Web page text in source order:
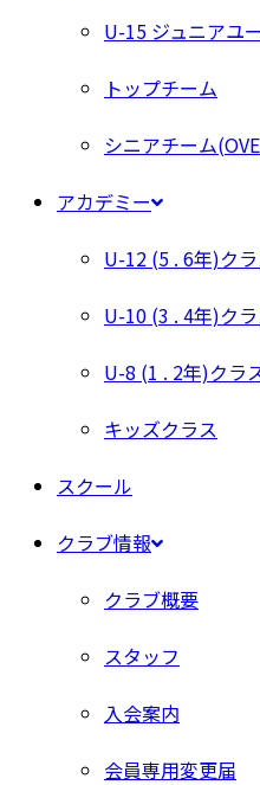
U-15 ジュニアユ
トップチーム
シニアチーム
アカデミー
U-12 (5 . 6年)ク
U-10 (3 . 4年)ク
U-8 (1 . 2年)クラ
キッズクラス
スクール
クラブ情報
クラブ概要
スタッフ
入会案内
会員専用変更届